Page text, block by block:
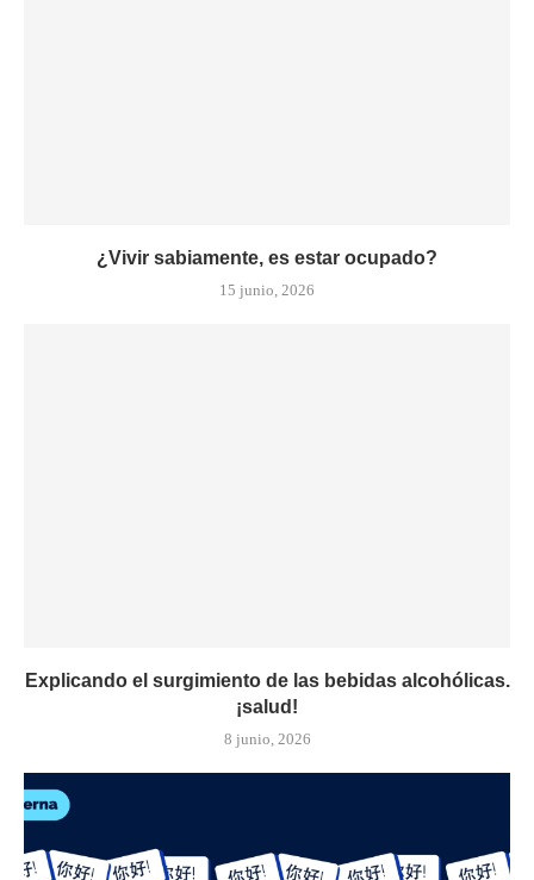
¿Vivir sabiamente, es estar ocupado?
15 junio, 2026
Explicando el surgimiento de las bebidas alcohólicas.
¡salud!
8 junio, 2026